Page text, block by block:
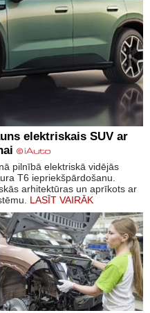
elektriskais SUV ar
pilnībā elektriskā vidējās
T6 iepriekšpārdošanu.
arhitektūras un aprīkots ar
LASĪT VAIRĀK